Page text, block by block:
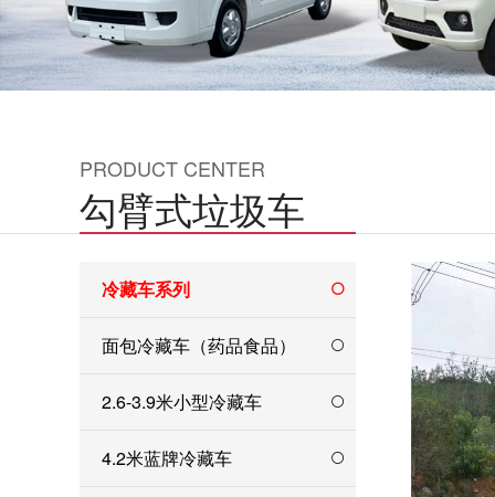
PRODUCT CENTER
勾臂式垃圾车
冷藏车系列
面包冷藏车（药品食品）
2.6-3.9米小型冷藏车
4.2米蓝牌冷藏车